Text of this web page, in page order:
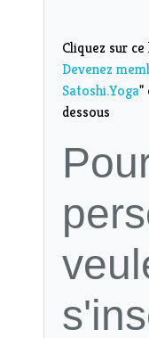
Cliquez sur ce
Devenez
Satoshi.Yoga"
dessous